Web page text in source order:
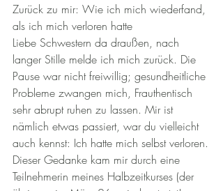
Zurück zu mir: Wie ich mich wiederfand,
als ich mich verloren hatte
Liebe Schwestern da draußen, nach
langer Stille melde ich mich zurück. Die
Pause war nicht freiwillig; gesundheitliche
Probleme zwangen mich, Frauthentisch
sehr abrupt ruhen zu lassen. Mir ist
nämlich etwas passiert, war du vielleicht
auch kennst: Ich hatte mich selbst verloren.
Dieser Gedanke kam mir durch eine
Teilnehmerin meines Halbzeitkurses (der